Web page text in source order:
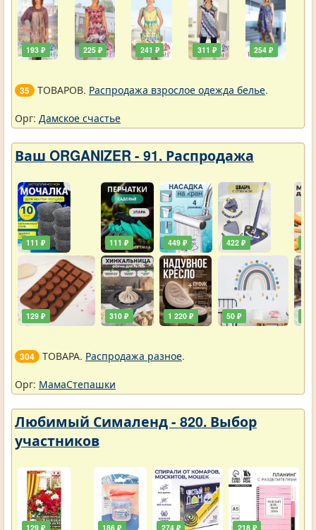
193 ₽ 225 ₽ 241 ₽ 311 ₽ 254 ₽
35 ТОВАРОВ. Распродажа взрослое одежда белье.
Орг: Дамское счастье
Ваш ORGANIZER - 91. Распродажа
111 ₽
129 ₽
111 ₽
310 ₽
449 ₽
1 220 ₽
422 ₽
50 ₽
304 ТОВАРА. Распродажа разное.
Орг: МамаСтепашки
Любимый Сималенд - 820. Выбор
участников
129 ₽ 186 ₽ 274 ₽ 218 ₽